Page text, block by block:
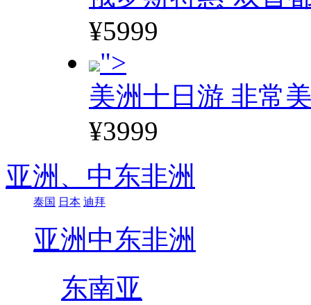
¥5999
">
美洲十日游 非常
¥3999
亚洲、 中东非洲
泰国 日本 迪拜
亚洲 中东非洲
东南亚